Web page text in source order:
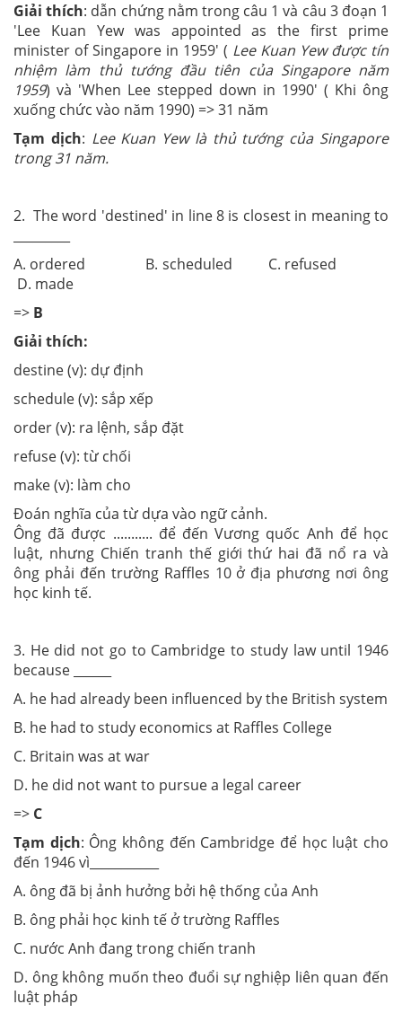
Giải thích: dẫn chứng nằm trong câu 1 và câu 3 đoạn 1
'Lee Kuan Yew was appointed as the first prime
minister of Singapore in 1959' ( Lee Kuan Yew được tín
nhiệm làm thủ tướng đầu tiên của Singapore năm
1959) và 'When Lee stepped down in 1990' ( Khi ông
xuống chức vào năm 1990) => 31 năm
Tạm dịch: Lee Kuan Yew là thủ tướng của Singapore
trong 31 năm.
2. The word 'destined' in line 8 is closest in meaning to
A. ordered B. scheduled C. refused
D. made
=> B
Giải thích:
destine (v): dự định
schedule (v): sắp xếp
order (v): ra lệnh, sắp đặt
refuse (v): từ chối
make (v): làm cho
Đoán nghĩa của từ dựa vào ngữ cảnh.
Ông đã được ........... để đến Vương quốc Anh để học
luật, nhưng Chiến tranh thế giới thứ hai đã nổ ra và
ông phải đến trường Raffles 10 ở địa phương nơi ông
học kinh tế.
3. He did not go to Cambridge to study law until 1946
because ______
A. he had already been influenced by the British system
B. he had to study economics at Raffles College
C. Britain was at war
D. he did not want to pursue a legal career
=> C
Tạm dịch: Ông không đến Cambridge để học luật cho
đến 1946 vì___________
A. ông đã bị ảnh hưởng bởi hệ thống của Anh
B. ông phải học kinh tế ở trường Raffles
C. nước Anh đang trong chiến tranh
D. ông không muốn theo đuổi sự nghiệp liên quan đến
luật pháp